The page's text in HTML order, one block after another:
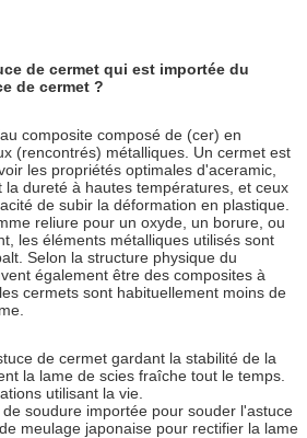
de cermet qui est importée du
de cermet ?
composite composé de (cer) en
(rencontrés) métalliques. Un cermet est
les propriétés optimales d'aceramic,
la dureté à hautes températures, et ceux
de subir la déformation en plastique.
reliure pour un oxyde, un borure, ou
les éléments métalliques utilisés sont
Selon la structure physique du
également être des composites à
cermets sont habituellement moins de
de cermet gardant la stabilité de la
la lame de scies fraîche tout le temps.
utilisant la vie.
soudure importée pour souder l'astuce
meulage japonaise pour rectifier la lame